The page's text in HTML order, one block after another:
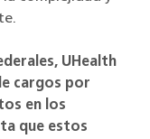
UHealth
cargos por
en los
que estos